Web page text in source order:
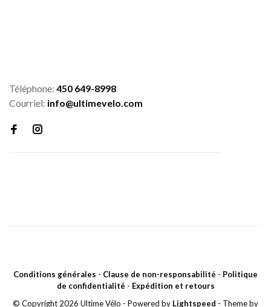
Téléphone: 450 649-8998
Courriel: info@ultimevelo.com
Conditions générales - Clause de non-responsabilité - Politique
de confidentialité - Expédition et retours
© Copyright 2026 Ultime Vélo - Powered by Lightspeed - Theme by